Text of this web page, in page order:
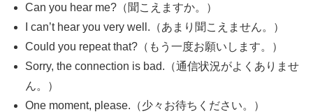
Can you hear me?（聞こえますか。）
I can’t hear you very well.（あまり聞こえません。）
Could you repeat that?（もう一度お願いします。）
Sorry, the connection is bad.（通信状況がよくありませ
ん。）
One moment, please.（少々お待ちください。）